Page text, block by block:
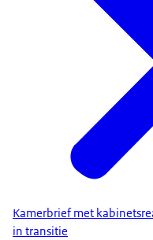
Kamerbrief met
in transitie